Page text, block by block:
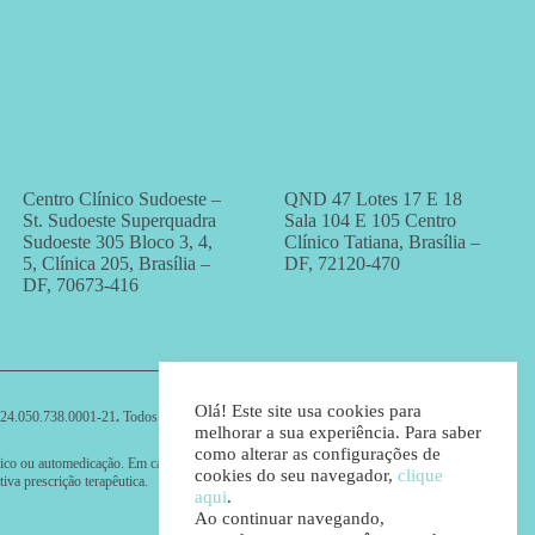
Centro Clínico Sudoeste –
St. Sudoeste Superquadra
Sudoeste 305 Bloco 3, 4,
5, Clínica 205, Brasília –
DF, 70673-416
QND 47 Lotes 17 E 18
Sala 104 E 105 Centro
Clínico Tatiana, Brasília –
DF, 72120-470
21. Todos os direitos reservados.
automedicação. Em caso de dúvidas, consulte seu médico, porque somente ele
prescrição terapêutica.
Olá! Este site usa cookies para
melhorar a sua experiência. Para saber
como alterar as configurações de
cookies do seu navegador, clique
aqui.
Ao continuar navegando,